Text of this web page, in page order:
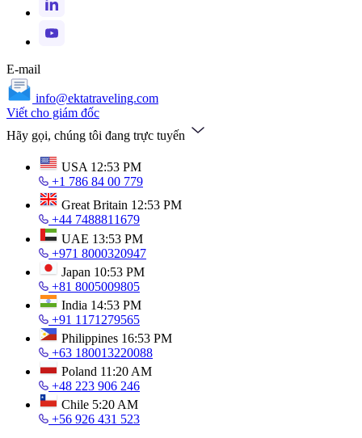
E-mail
info@ektatraveling.com
Viết cho giám đốc
Hãy gọi, chúng tôi đang trực tuyến
USA 12:53 PM
+1 786 84 00 779
Great Britain 12:53 PM
+44 7488811679
UAE 13:53 PM
+971 8000320947
Japan 10:53 PM
+81 8005009805
India 14:53 PM
+91 1171279565
Philippines 16:53 PM
+63 180013220088
Poland 11:20 AM
+48 223 906 246
Chile 5:20 AM
+56 926 431 523